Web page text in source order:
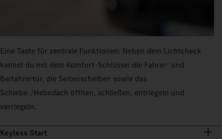
Eine Taste für zentrale Funktionen: Neben dem Lichtcheck
kannst du mit dem Komfort‑Schlüssel die Fahrer‑ und
Beifahrertür, die Seitenscheiben sowie das
Schiebe‑/Hebedach öffnen, schließen, entriegeln und
verriegeln.
Keyless Start